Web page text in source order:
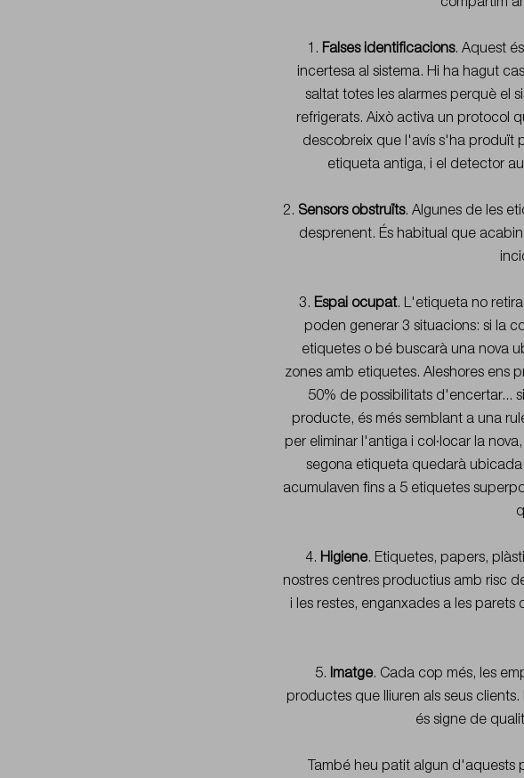
compartim
1. Falses identificacions. Aquest
incertesa al sistema. Hi ha hagut
saltat totes les alarmes perquè el
refrigerats. Això activa un protocol
descobreix que l'avís s'ha produït
etiqueta antiga, i el detector
2. Sensors obstruïts. Algunes de les
desprenent. És habitual que
3. Espai ocupat. L'etiqueta no
poden generar 3 situacions: si la
etiquetes o bé buscarà una nova
zones amb etiquetes. Aleshores ens
50% de possibilitats d'encertar...
producte, és més semblant a una
per eliminar l'antiga i col·locar la
segona etiqueta quedarà
acumulaven fins a 5 etiquetes
4. Higiene. Etiquetes, papers,
nostres centres productius amb risc
i les restes, enganxades a les
5. Imatge. Cada cop més, les
productes que lliuren als seus
és signe de
També heu patit algun d'aquests